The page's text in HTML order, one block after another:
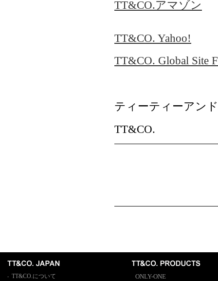
TT&CO.アマゾン
TT&CO. Yahoo!
TT&CO. Global Site
ティーティーアン
TT&CO.
- TT&CO.について ONLY-ONE